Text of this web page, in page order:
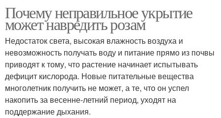
Почему неправильное укрытие
может навредить розам
Недостаток света, высокая влажность воздуха и
невозможность получать воду и питание прямо из почвы
приводят к тому, что растение начинает испытывать
дефицит кислорода. Новые питательные вещества
многолетник получить не может, а те, что он успел
накопить за весенне-летний период, уходят на
поддержание дыхания.